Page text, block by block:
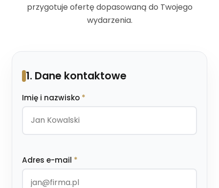
przygotuje ofertę dopasowaną do Twojego
wydarzenia.
1. Dane kontaktowe
Imię i nazwisko *
Adres e-mail *